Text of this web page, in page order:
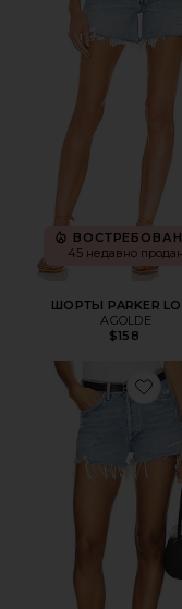
45 недавно продан
ШОРТЫ PARKER
AGOLDE
$158